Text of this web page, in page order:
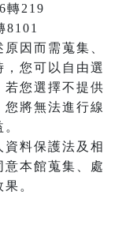
轉219
8101
因而需蒐集、
，您可以自由選
若您選擇不提供
將無法進行線
料保護法及相
本館蒐集、處
。